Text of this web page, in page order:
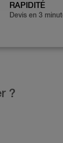
RAPIDITÉ
Devis en 3
?